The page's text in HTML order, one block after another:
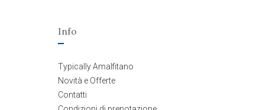
Info
Typically Amalfitano
Novità e Offerte
Contatti